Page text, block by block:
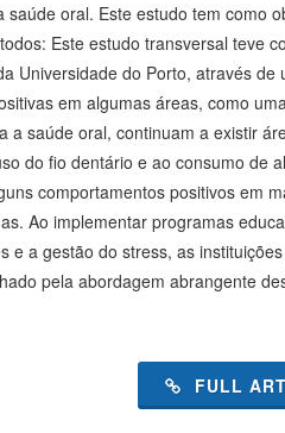
oral. Este estudo tem como
Este estudo transversal teve
Universidade do Porto, através
em algumas áreas, como
a saúde oral, continuam a existir
do fio dentário e ao consumo de
comportamentos positivos em
Ao implementar programas
e a gestão do stress, as
pela abordagem abrangente
FULL